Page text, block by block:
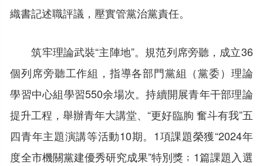
織書記述職評議，壓實管黨治黨責任。
筑牢理論武裝“主陣地”。規范列席旁聽，成立36
個列席旁聽工作組，指導各部門黨組（黨委）理論
學習中心組學習550余場次。持續開展青年干部理論
提升工程，舉辦青年大講堂、“更好臨朐 奮斗有我”五
四青年主題演講等活動10期。1項課題榮獲“2024年
度全市機關黨建優秀研究成果”特別獎﹔1篇課題入選